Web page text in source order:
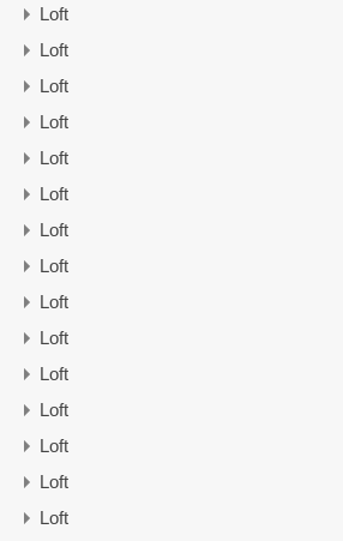
Loft
Loft
Loft
Loft
Loft
Loft
Loft
Loft
Loft
Loft
Loft
Loft
Loft
Loft
Loft